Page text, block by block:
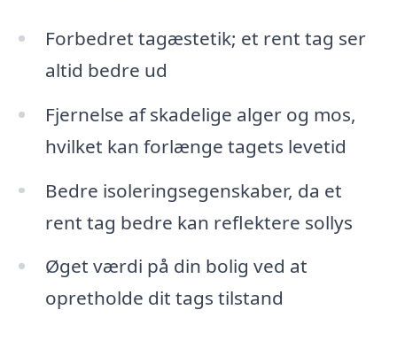
Forbedret tagæstetik; et rent tag ser
altid bedre ud
Fjernelse af skadelige alger og mos,
hvilket kan forlænge tagets levetid
Bedre isoleringsegenskaber, da et
rent tag bedre kan reflektere sollys
Øget værdi på din bolig ved at
opretholde dit tags tilstand